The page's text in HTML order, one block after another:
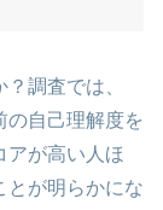
調査では、
の自己理解度を
アが高い人ほ
とが明らかにな